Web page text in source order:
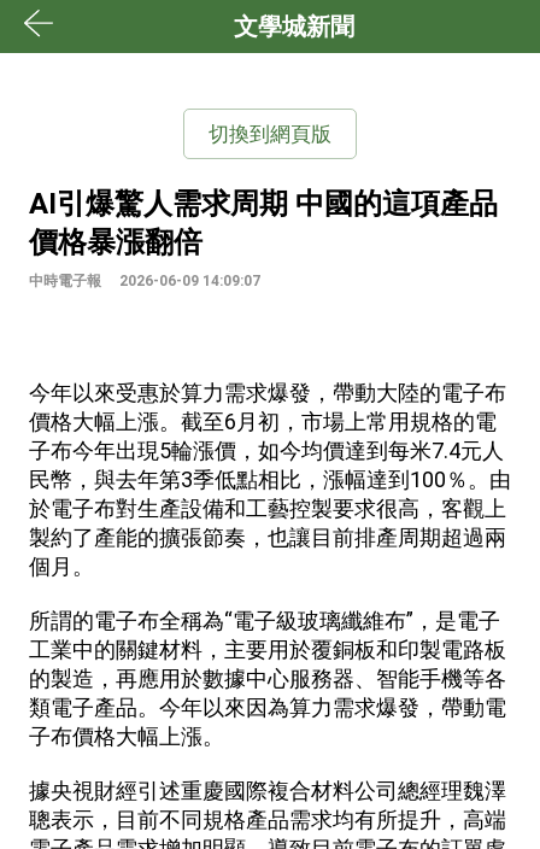
文學城新聞
切換到網頁版
AI引爆驚人需求周期 中國的這項產品
價格暴漲翻倍
中時電子報 2026-06-09 14:09:07
今年以來受惠於算力需求爆發，帶動大陸的電子布
價格大幅上漲。截至6月初，市場上常用規格的電
子布今年出現5輪漲價，如今均價達到每米7.4元人
民幣，與去年第3季低點相比，漲幅達到100％。由
於電子布對生產設備和工藝控製要求很高，客觀上
製約了產能的擴張節奏，也讓目前排產周期超過兩
個月。
所謂的電子布全稱為“電子級玻璃纖維布”，是電子
工業中的關鍵材料，主要用於覆銅板和印製電路板
的製造，再應用於數據中心服務器、智能手機等各
類電子產品。今年以來因為算力需求爆發，帶動電
子布價格大幅上漲。
據央視財經引述重慶國際複合材料公司總經理魏澤
聰表示，目前不同規格產品需求均有所提升，高端